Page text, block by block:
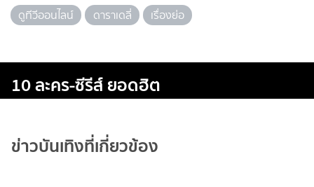
ดูทีวีออนไลน์
ดาราเดลี่ เรื่องย่อ
10 ละคร-ซีรีส์ ยอดฮิต
ข่าวบันเทิงที่เกี่ยวข้อง